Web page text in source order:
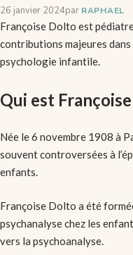
26 janvier 2024par RAPHAEL
Françoise Dolto est
contributions majeures
psychologie infantile.
Qui est
Née le 6 novembre 1908 à
souvent controversées à
enfants.
Françoise Dolto a été
psychanalyse chez les
vers la psychoanalyse.